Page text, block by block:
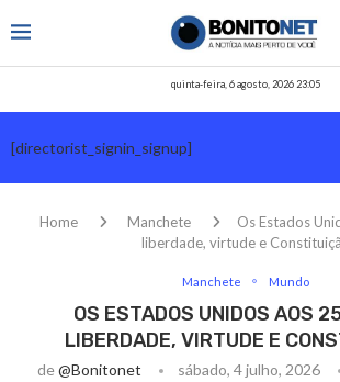
quinta-feira, 6 agosto, 2026 23:05
[directorist_signin_signup]
Home Manchete
Os Estados
liberdade, virtude e
Manchete Mundo
OS ESTADOS UNIDOS AOS
LIBERDADE, VIRTUDE E
de@bonitonet sábado, 4 julho, 2026